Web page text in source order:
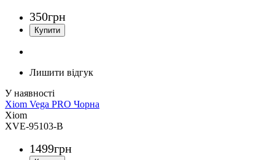
350грн
Лишити відгук
Xiom Vega PRO Чорна
Xiom
XVE-95103-B
1499грн